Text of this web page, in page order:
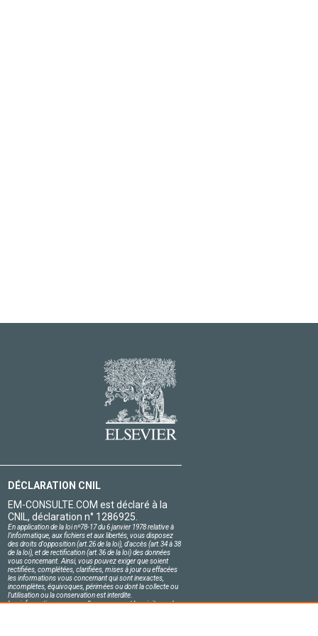
DÉCLARATION CNIL
EM-CONSULTE.COM est déclaré à la
CNIL, déclaration n° 1286925.
En application de la loi nº78-17 du 6 janvier 1978 relative à
l'informatique, aux fichiers et aux libertés, vous disposez
des droits d'opposition (art.26 de la loi), d'accès (art.34 à 38
de la loi), et de rectification (art.36 de la loi) des données
vous concernant. Ainsi, vous pouvez exiger que soient
rectifiées, complétées, clarifiées, mises à jour ou effacées
les informations vous concernant qui sont inexactes,
incomplètes, équivoques, périmées ou dont la collecte ou
l'utilisation ou la conservation est interdite.
Les informations personnelles concernant les visiteurs de